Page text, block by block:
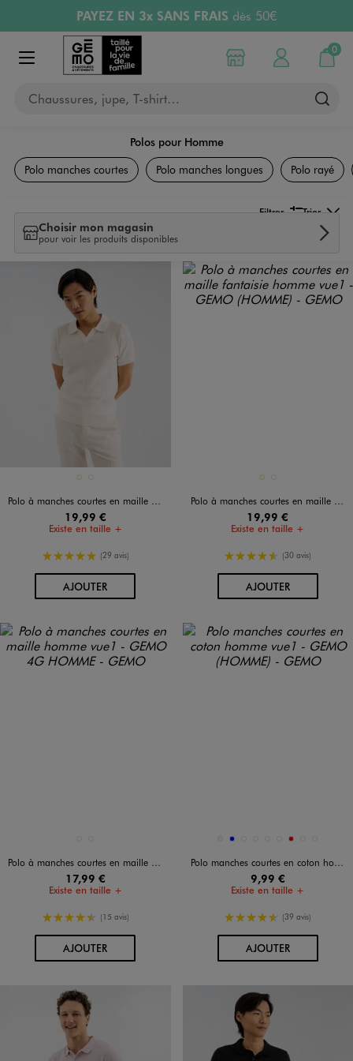
Aller au contenu principal
Aller à la navigationPAYEZ EN 3x SANS FRAIS dès 50€
Retours OFFERTSpendant 30 jours
LIVRAISON OFFERTE
A partir de 40€
Afficher le menu
Chaussures, jupe, T-shirt…
Choisir mon magasin
Mon compte
0
Mon
Polos pour Homme
Vêtements
Polo manches courtes Polo manches longues Polo rayé
Choisir mon magasin
pour voir les produits disponibles
Filtrer Trier
Polo à manches courtes en maille fantaisie homme
19,99 €
Existe en taille +
5/5 de moyenne
(29 avis)
AJOUTERAU PANIER
Polo à manches courtes en maille fantaisie homme
19,99 €
Existe en taille +
4.5/5 de moyenne
(30 avis)
AJOUTERAU PANIER
Polo à manches courtes en maille homme
17,99 €
Existe en taille +
4.5/5 de moyenne
(15 avis)
AJOUTERAU PANIER
Disponible en 9 coloris
BEIGEBLEU MARRON FONCE
NOIR STANDARD
ROSE CLAIR
ROUGE
Polo manches courtes en coton homme
9,99 €
Existe en taille +
4.5/5 de moyenne
(39 avis)
AJOUTERAU PANIER